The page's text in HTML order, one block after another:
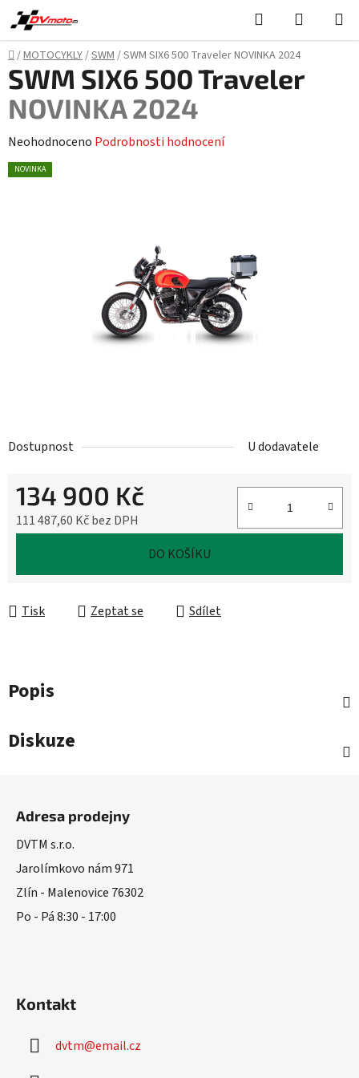
Přejít
na
obsah
Hledat
KOŠÍK
Domů
/MOTOCYKLY/SWM/SWM SIX6 500 TravelerNOVINKA 2024
Dostupnost U dodavatele
134 900 Kč
111 487,60 Kč bez DPH
DO KOŠÍKU
Tisk Zeptat se Sdílet
SWM SIX6 500 Traveler
NOVINKA 2024
Průměrné
hodnocení
Neohodnoceno Podrobnosti hodnocení
NOVINKA
Popis
Diskuze
Adresa prodejny
DVTM s.r.o.
Jarolímkovo nám 971
Zlín - Malenovice 76302
Po - Pá 8:30 - 17:00
Kontakt
dvtm@email.cz